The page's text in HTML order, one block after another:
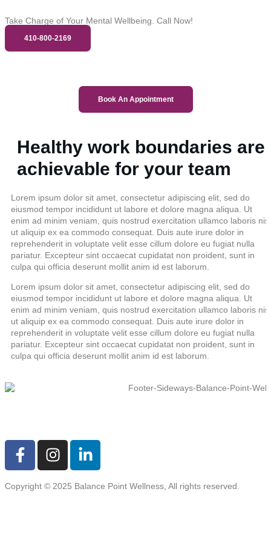
Take Charge of Your Mental Wellbeing. Call Now!
410-800-2169
Book An Appointment
Healthy work boundaries are
achievable for your team
Lorem ipsum dolor sit amet, consectetur adipiscing elit, sed do
eiusmod tempor incididunt ut labore et dolore magna aliqua. Ut
enim ad minim veniam, quis nostrud exercitation ullamco laboris nisi
ut aliquip ex ea commodo consequat. Duis aute irure dolor in
reprehenderit in voluptate velit esse cillum dolore eu fugiat nulla
pariatur. Excepteur sint occaecat cupidatat non proident, sunt in
culpa qui officia deserunt mollit anim id est laborum.
Lorem ipsum dolor sit amet, consectetur adipiscing elit, sed do
eiusmod tempor incididunt ut labore et dolore magna aliqua. Ut
enim ad minim veniam, quis nostrud exercitation ullamco laboris nisi
ut aliquip ex ea commodo consequat. Duis aute irure dolor in
reprehenderit in voluptate velit esse cillum dolore eu fugiat nulla
pariatur. Excepteur sint occaecat cupidatat non proident, sunt in
culpa qui officia deserunt mollit anim id est laborum.
Copyright © 2025 Balance Point Wellness, All rights reserved.